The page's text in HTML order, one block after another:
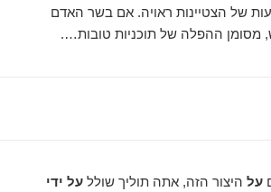
של הצטיינות ראויה. אם בשר האדם
מסומן ההפלה של תוכניות טובות….
על היצור הזה, אתה תוליך שוללעל ידי